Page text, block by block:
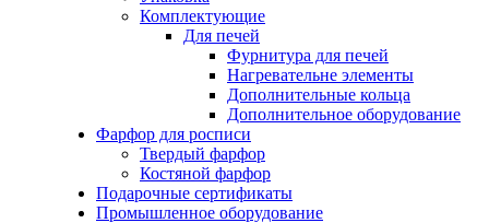
Комплектующие
Для печей
Фурнитура для печей
Нагревательне элементы
Дополнительные кольца
Дополнительное оборудование
Фарфор для росписи
Твердый фарфор
Костяной фарфор
Подарочные сертификаты
Промышленное оборудование